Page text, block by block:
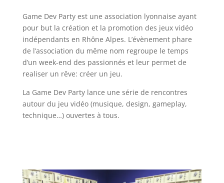
Game Dev Party est une association lyonnaise ayant
pour but la création et la promotion des jeux vidéo
indépendants en Rhône Alpes. L’évènement phare
de l’association du même nom regroupe le temps
d’un week-end des passionnés et leur permet de
realiser un rêve: créer un jeu.
La Game Dev Party lance une série de rencontres
autour du jeu vidéo (musique, design, gameplay,
technique…) ouvertes à tous.